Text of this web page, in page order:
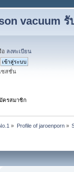
vacuum รั
อ ลงทะเบียน
ซสชั่น
ครสมาชิก
» Profile of jaroenporn»